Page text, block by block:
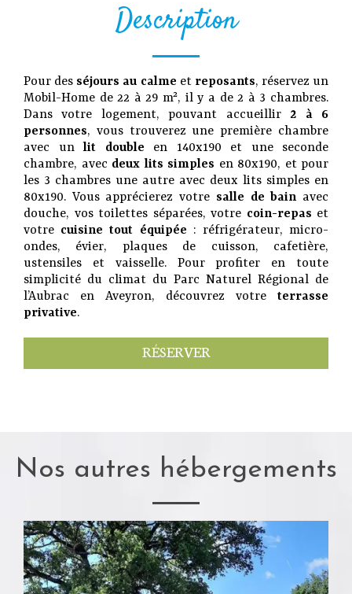
Description
Pour des séjours au calme et reposants, réservez un
Mobil-Home de 22 à 29 m², il y a de 2 à 3 chambres.
Dans votre logement, pouvant accueillir2 à 6
personnes, vous trouverez une première chambre
avec unlit double en 140x190 et une seconde
chambre, avec deux lits simples en 80x190, et pour
les 3 chambres une autre avec deux lits simples en
80x190. Vous apprécierez votre salle de bain avec
douche, vos toilettes séparées, votre coin-repas et
votre cuisine tout équipée : réfrigérateur, micro-
ondes, évier, plaques de cuisson, cafetière,
ustensiles et vaisselle. Pour profiter en toute
simplicité du climat du Parc Naturel Régional de
l’Aubrac en Aveyron, découvrez votre terrasse
privative.
RÉSERVER
Nos autres hébergements